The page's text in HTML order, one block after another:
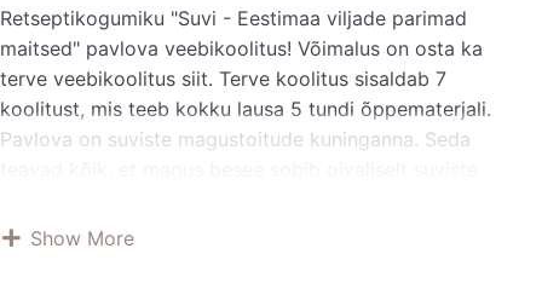
Retseptikogumiku "Suvi - Eestimaa viljade parimad
maitsed" pavlova veebikoolitus! Võimalus on osta ka
terve veebikoolitus siit. Terve koolitus sisaldab 7
koolitust, mis teeb kokku lausa 5 tundi õppematerjali.
Pavlova on suviste magustoitude kuninganna. Seda
lähedasi ja sõpru hoopis rabarberipavlovaga, kus
Show More